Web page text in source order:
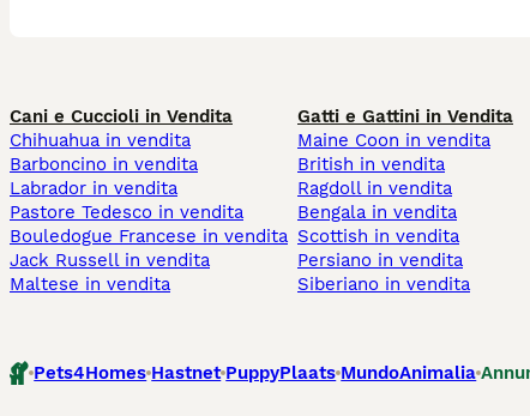
Cani e Cuccioli in Vendita
Chihuahua in vendita
Barboncino in vendita
Labrador in vendita
Pastore Tedesco in vendita
Bouledogue Francese in vendita
Jack Russell in vendita
Maltese in vendita
Gatti e Gattini in Vendita
Maine Coon in vendita
British in vendita
Ragdoll in vendita
Bengala in vendita
Scottish in vendita
Persiano in vendita
Siberiano in vendita
Pets4Homes Hastnet PuppyPlaats MundoAnimalia